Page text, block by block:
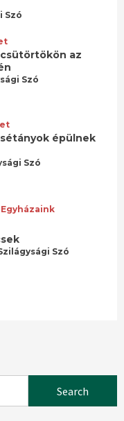
Szó
az
Szó
épülnek
Szó
Egyházaink
Szó